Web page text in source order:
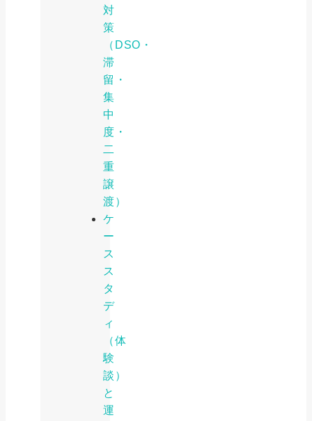
対
策
（DSO・
滞
留・
集
中
度・
二
重
譲
渡）
ケ
ー
ス
ス
タ
デ
ィ
（体
験
談）
と
運